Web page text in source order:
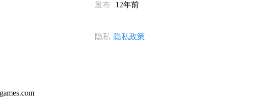
发布 12年前
隐私 隐私政策